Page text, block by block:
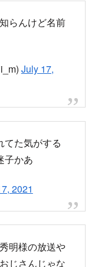
らんけど名前
July 17,
てた気がする
子かあ
2021
明様の放送や
じさんじゃな